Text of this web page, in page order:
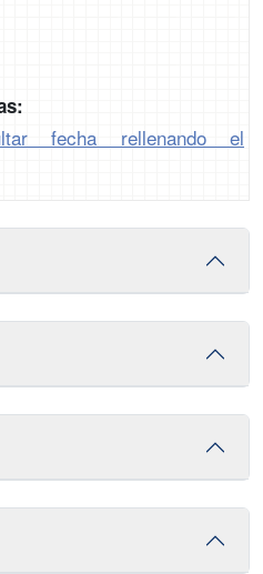
fecha rellenando el